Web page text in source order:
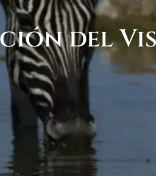
del